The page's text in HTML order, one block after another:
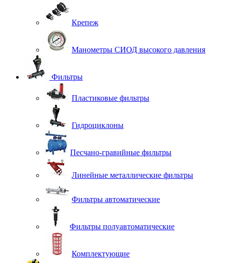
Крепеж
Манометры СИОД высокого давления
Фильтры
Пластиковые фильтры
Гидроциклоны
Песчано-гравийные фильтры
Линейные металлические фильтры
Фильтры автоматические
Фильтры полуавтоматические
Комплектующие